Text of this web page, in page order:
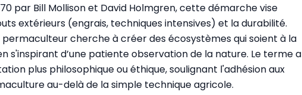
par Bill Mollison et David Holmgren, cette démarche vise
extérieurs (engrais, techniques intensives) et la durabilité.
permaculteur cherche à créer des écosystèmes qui soient à la
s'inspirant d’une patiente observation de la nature. Le terme a
plus philosophique ou éthique, soulignant l'adhésion aux
au-delà de la simple technique agricole.